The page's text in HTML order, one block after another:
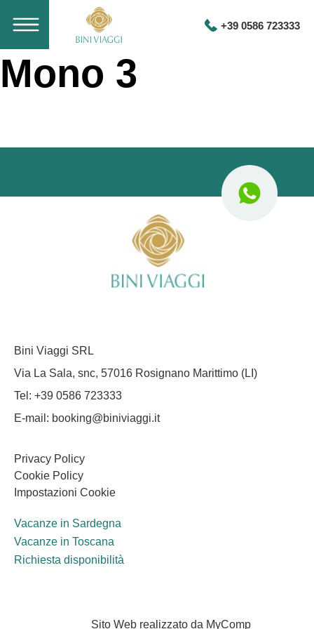
+39 0586 723333
Mono 3
Bini Viaggi SRL
Via La Sala, snc, 57016 Rosignano Marittimo (LI)
Tel: +39 0586 723333
E-mail: booking@biniviaggi.it
Privacy Policy
Cookie Policy
Impostazioni Cookie
Vacanze in Sardegna
Vacanze in Toscana
Richiesta disponibilità
Sito Web realizzato da MyComp